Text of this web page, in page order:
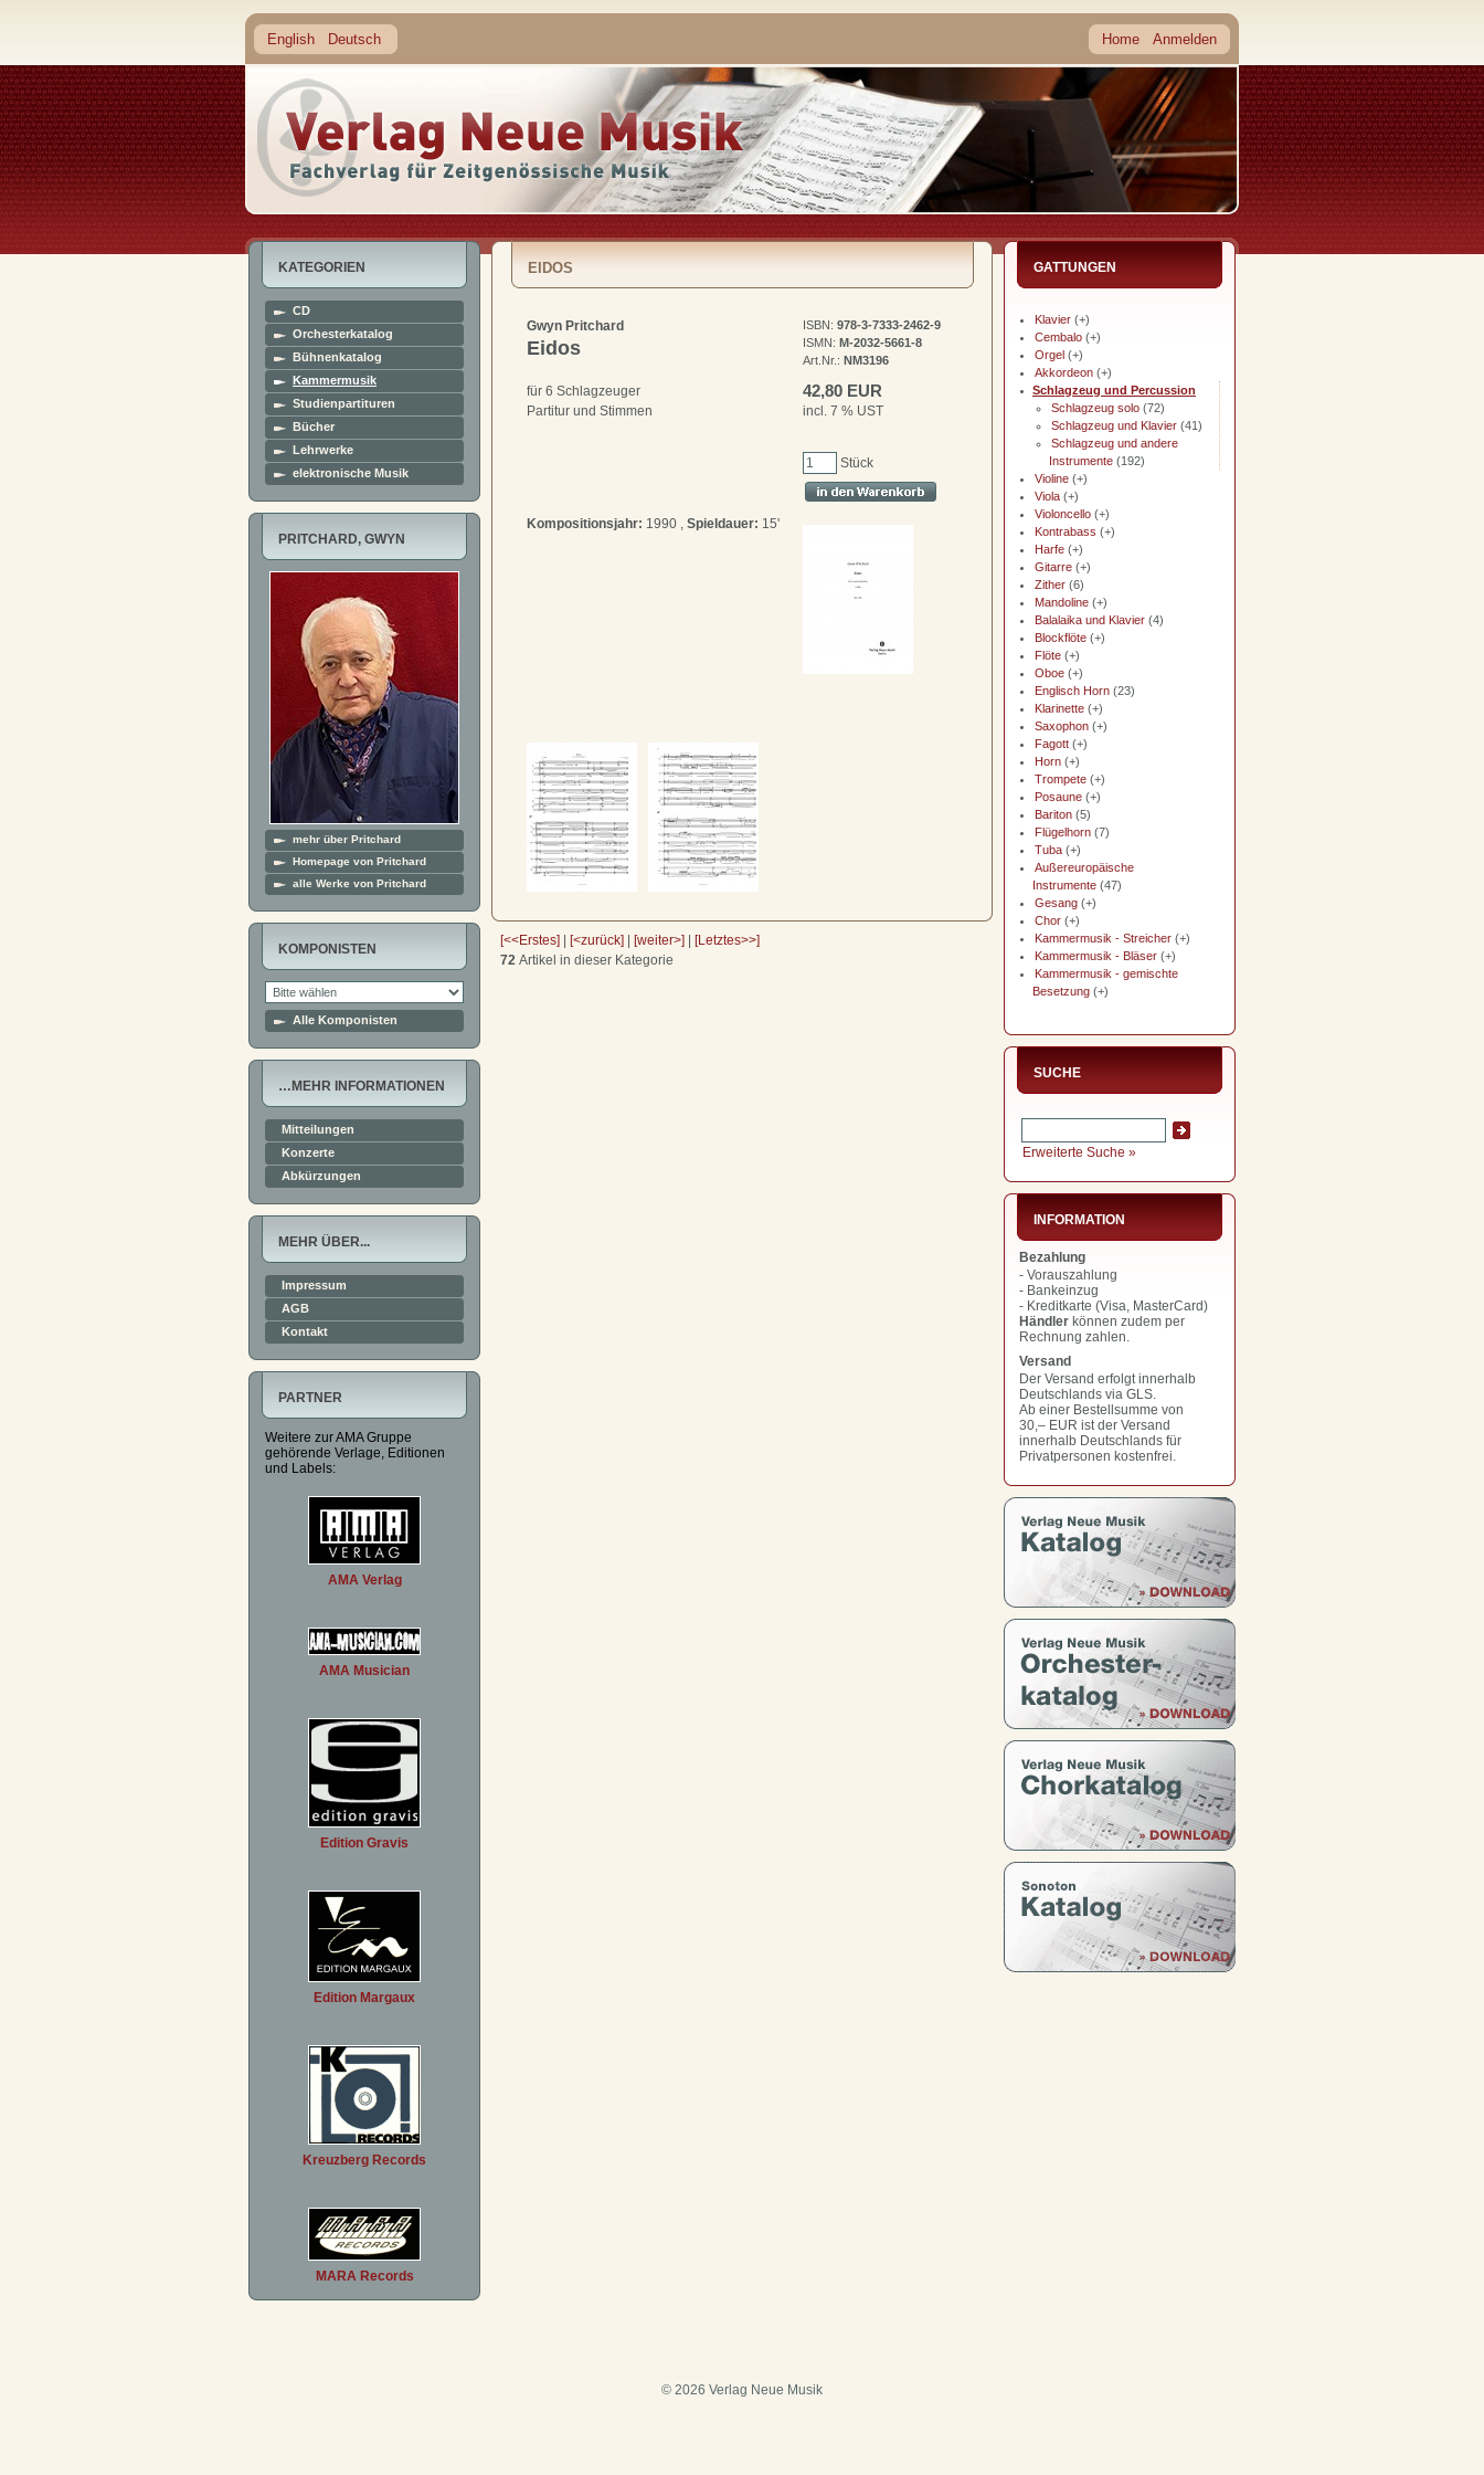
English Deutsch Home Anmelden
KATEGORIEN
CD
Orchesterkatalog
Bühnenkatalog
Kammermusik
Studienpartituren
Bücher
Lehrwerke
elektronische Musik
PRITCHARD, GWYN
mehr über Pritchard
Homepage von Pritchard
alle Werke von Pritchard
KOMPONISTEN
Alle Komponisten
…MEHR INFORMATIONEN
Mitteilungen
Konzerte
Abkürzungen
MEHR ÜBER...
Impressum
AGB
Kontakt
PARTNER
Weitere zur AMA Gruppe
gehörende Verlage, Editionen
und Labels:
AMA Verlag
AMA Musician
Edition Gravis
Edition Margaux
Kreuzberg Records
MARA Records
GATTUNGEN
Klavier (+)
Cembalo (+)
Orgel (+)
Akkordeon (+)
Schlagzeug und Percussion
Schlagzeug solo (72)
Schlagzeug und Klavier (41)
Schlagzeug und andere
Instrumente (192)
Violine (+)
Viola (+)
Violoncello (+)
Kontrabass (+)
Harfe (+)
Gitarre (+)
Zither (6)
Mandoline (+)
Balalaika und Klavier (4)
Blockflöte (+)
Flöte (+)
Oboe (+)
Englisch Horn (23)
Klarinette (+)
Saxophon (+)
Fagott (+)
Horn (+)
Trompete (+)
Posaune (+)
Bariton (5)
Flügelhorn (7)
Tuba (+)
Außereuropäische
Instrumente (47)
Gesang (+)
Chor (+)
Kammermusik - Streicher (+)
Kammermusik - Bläser (+)
Kammermusik - gemischte
Besetzung (+)
SUCHE
Erweiterte Suche »
INFORMATION
Bezahlung
- Vorauszahlung
- Bankeinzug
- Kreditkarte (Visa, MasterCard)
Händler können zudem per
Rechnung zahlen.
Versand
Der Versand erfolgt innerhalb
Deutschlands via GLS.
Ab einer Bestellsumme von
30,– EUR ist der Versand
innerhalb Deutschlands für
Privatpersonen kostenfrei.
EIDOS
Gwyn Pritchard
Eidos
für 6 Schlagzeuger
Partitur und Stimmen
ISBN: 978-3-7333-2462-9
ISMN: M-2032-5661-8
Art.Nr.: NM3196
42,80 EUR
incl. 7 % UST
Stück
Kompositionsjahr: 1990 , Spieldauer: 15'
[<<Erstes] | [<zurück] | [weiter>] | [Letztes>>]
72 Artikel in dieser Kategorie
© 2026 Verlag Neue Musik